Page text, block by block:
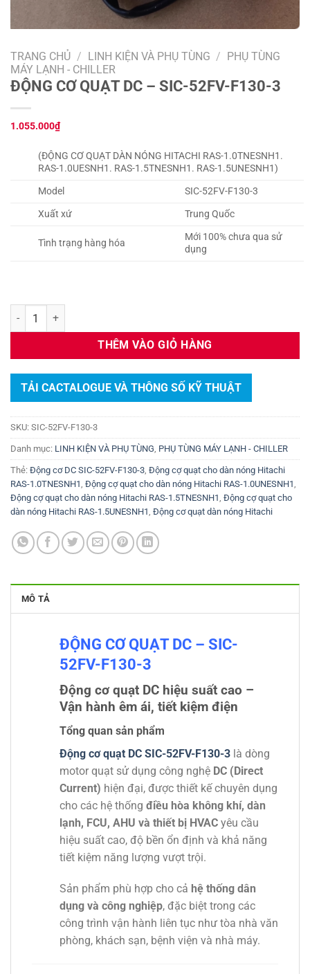
TRANG CHỦ / LINH KIỆN VÀ PHỤ TÙNG / PHỤ TÙNG
MÁY LẠNH - CHILLER
ĐỘNG CƠ QUẠT DC – SIC-52FV-F130-3
1.055.000₫
(ĐỘNG CƠ QUẠT DÀN NÓNG HITACHI RAS-1.0TNESNH1.
RAS-1.0UESNH1. RAS-1.5TNESNH1. RAS-1.5UNESNH1)
Model
SIC-52FV-F130-3
Xuất xứ
Trung Quốc
Tình trạng hàng hóa
Mới 100% chưa qua sử
dụng
ĐỘNG CƠ QUẠT DC - SIC-52FV-F130-3 số lượng
THÊM VÀO GIỎ HÀNG
TẢI CACTALOGUE VÀ THÔNG SỐ KỸ THUẬT
SKU: SIC-52FV-F130-3
Danh mục: LINH KIỆN VÀ PHỤ TÙNG PHỤ TÙNG MÁY LẠNH - CHILLER
Thẻ: Động cơ DC SIC-52FV-F130-3 Động cợ quạt cho dàn nóng Hitachi
RAS-1.0TNESNH1 Động cợ quạt cho dàn nóng Hitachi RAS-1.0UNESNH1
Động cợ quạt cho dàn nóng Hitachi RAS-1.5TNESNH1 Động cợ quạt cho
dàn nóng Hitachi RAS-1.5UNESNH1 Động cơ quạt dàn nóng Hitachi
MÔ TẢ
ĐỘNG CƠ QUẠT DC – SIC-
52FV-F130-3
Động cơ quạt DC hiệu suất cao –
Vận hành êm ái, tiết kiệm điện
Tổng quan sản phẩm
Động cơ quạt DC SIC-52FV-F130-3 là dòng
motor quạt sử dụng công nghệ DC (Direct
Current) hiện đại, được thiết kế chuyên dụng
cho các hệ thống điều hòa không khí, dàn
lạnh, FCU, AHU và thiết bị HVAC yêu cầu
hiệu suất cao, độ bền ổn định và khả năng
tiết kiệm năng lượng vượt trội.
Sản phẩm phù hợp cho cả hệ thống dân
dụng và công nghiệp, đặc biệt trong các
công trình vận hành liên tục như tòa nhà văn
phòng, khách sạn, bệnh viện và nhà máy.